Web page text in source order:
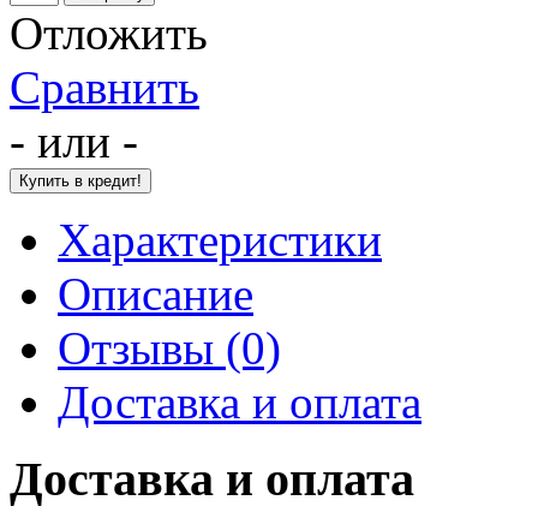
Отложить
Сравнить
- или -
Характеристики
Описание
Отзывы (0)
Доставка и оплата
Доставка и оплата